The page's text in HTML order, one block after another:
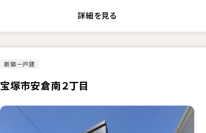
詳細を見る
新築一戸建
宝塚市安倉南２丁目